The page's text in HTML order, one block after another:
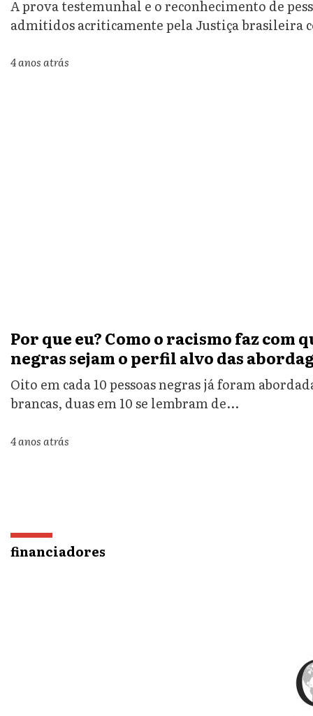
A prova testemunhal e o reconhecimento de
admitidos acriticamente pela Justiça brasileira
4 anos atrás
Por que eu? Como o racismo faz com
negras sejam o perfil alvo das
Oito em cada 10 pessoas negras já foram
brancas, duas em 10 se lembram de...
4 anos atrás
financiadores